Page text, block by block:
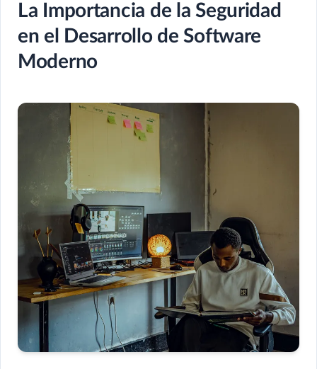
La Importancia de la Seguridad
en el Desarrollo de Software
Moderno